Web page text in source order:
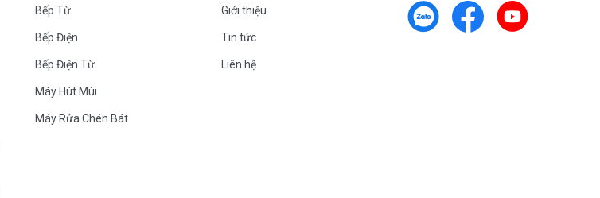
Bếp Từ
Bếp Điện
Bếp Điện Từ
Máy Hút Mùi
Máy Rửa Chén Bát
Giới thiệu
Tin tức
Liên hệ